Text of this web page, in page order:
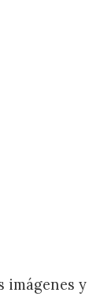
imágenes y